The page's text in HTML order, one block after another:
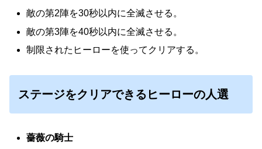
敵の第2陣を30秒以内に全滅させる。
敵の第3陣を40秒以内に全滅させる。
制限されたヒーローを使ってクリアする。
ステージをクリアできるヒーローの人選
薔薇の騎士